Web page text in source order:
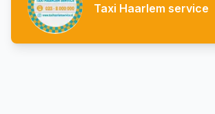
Taxi Haarlem service